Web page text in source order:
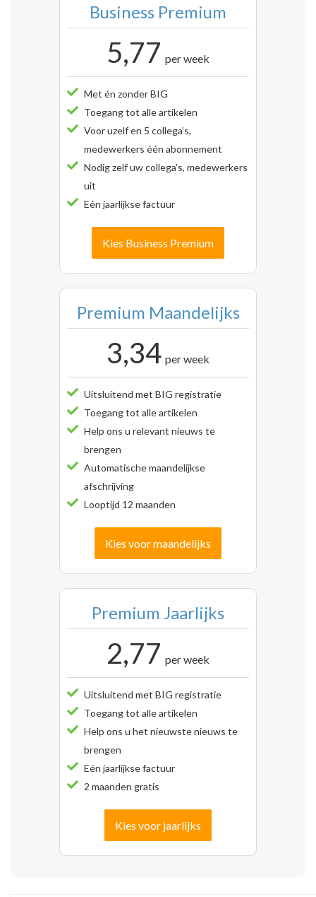
Business Premium
5,77 per week
Met én zonder BIG
Toegang tot alle artikelen
Voor uzelf en 5 collega’s,
medewerkers één abonnement
Nodig zelf uw collega’s, medewerkers
uit
Eén jaarlijkse factuur
Kies Business Premium
Premium Maandelijks
3,34 per week
Uitsluitend met BIG registratie
Toegang tot alle artikelen
Help ons u relevant nieuws te
brengen
Automatische maandelijkse
afschrijving
Looptijd 12 maanden
Kies voor maandelijks
Premium Jaarlijks
2,77 per week
Uitsluitend met BIG registratie
Toegang tot alle artikelen
Help ons u het nieuwste nieuws te
brengen
Eén jaarlijkse factuur
2 maanden gratis
Kies voor jaarlijks